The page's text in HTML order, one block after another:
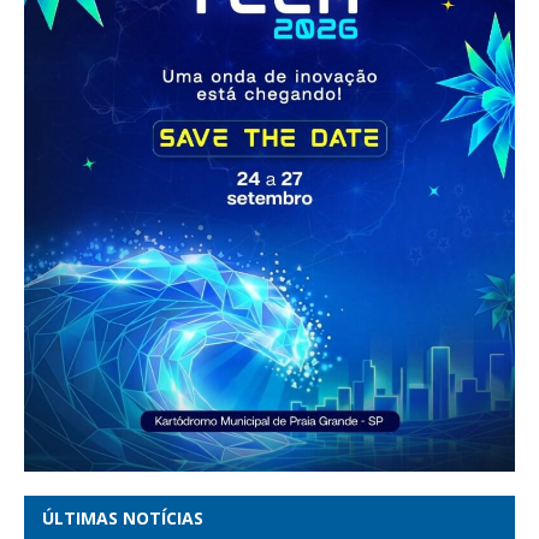
ÚLTIMAS NOTÍCIAS